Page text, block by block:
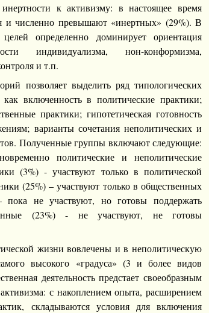
к активизму: в настоящее время
и численно превышают «инертных» (29%). В
определенно доминирует ориентация
индивидуализма, нон-конформизма,
и т.п.
позволяет выделить ряд типологических
включенность в политические практики;
практики; гипотетическая готовность
варианты сочетания неполитических и
Полученные группы включают следующие:
политические и неполитические
(3%) - участвуют только в политической
(25%) – участвуют только в общественных
пока не участвуют, но готовы поддержать
(23%) - не участвуют, не готовы
жизни вовлечены и в неполитическую
высокого «градуса» (3 и более видов
деятельность предстает своеобразным
с накоплением опыта, расширением
складываются условия для включения